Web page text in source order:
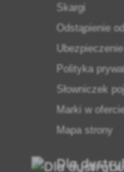
Skargi
Odstąpienie
Polityka
Słowniczek
Marki w
Mapa strony
Dla